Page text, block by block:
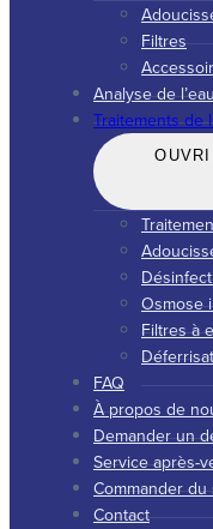
Filtres
Analyse de l’eau
Traitements de
Osmose
Filtres à
FAQ
À propos de
Demander un
Service après-
Commander du
Contact